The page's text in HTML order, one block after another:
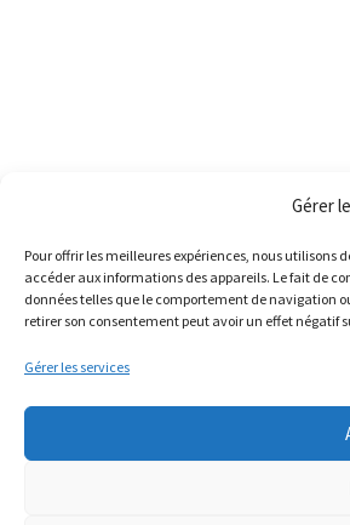
Gérer
Pour offrir les meilleures expériences, nous utilisons
accéder aux informations des appareils. Le fait de
données telles que le comportement de navigation
retirer son consentement peut avoir un effet négatif
Gérer les services